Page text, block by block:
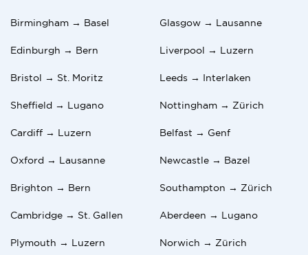
Birmingham → Basel Glasgow → Lausanne
Edinburgh → Bern Liverpool → Luzern
Bristol → St. Moritz Leeds → Interlaken
Sheffield → Lugano Nottingham → Zürich
Cardiff → Luzern Belfast → Genf
Oxford → Lausanne Newcastle → Bazel
Brighton → Bern Southampton → Zürich
Cambridge → St. Gallen Aberdeen → Lugano
Plymouth → Luzern Norwich → Zürich